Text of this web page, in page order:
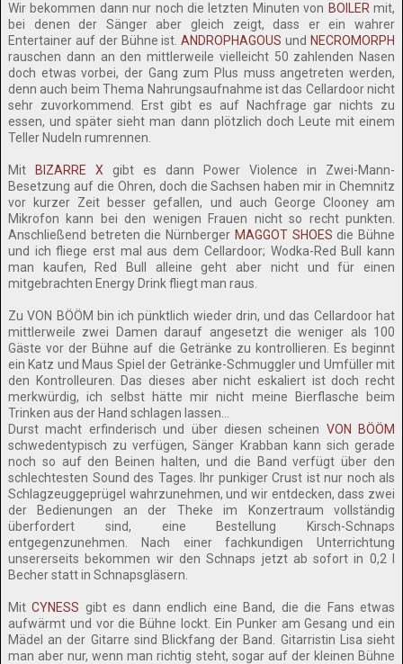
Wir bekommen dann nur noch die letzten Minuten von BOILER mit,
bei denen der Sänger aber gleich zeigt, dass er ein wahrer
Entertainer auf der Bühne ist.ANDROPHAGOUS und NECROMORPH
rauschen dann an den mittlerweile vielleicht 50 zahlenden Nasen
doch etwas vorbei, der Gang zum Plus muss angetreten werden,
denn auch beim Thema Nahrungsaufnahme ist das Cellardoor nicht
sehr zuvorkommend. Erst gibt es auf Nachfrage gar nichts zu
essen, und später sieht man dann plötzlich doch Leute mit einem
Teller Nudeln rumrennen.
Mit BIZARRE X gibt es dann Power Violence in Zwei-Mann-
Besetzung auf die Ohren, doch die Sachsen haben mir in Chemnitz
vor kurzer Zeit besser gefallen, und auch George Clooney am
Mikrofon kann bei den wenigen Frauen nicht so recht punkten.
Anschließend betreten die Nürnberger MAGGOT SHOES die Bühne
und ich fliege erst mal aus dem Cellardoor; Wodka-Red Bull kann
man kaufen, Red Bull alleine geht aber nicht und für einen
mitgebrachten Energy Drink fliegt man raus.
Zu VON BÖÖM bin ich pünktlich wieder drin, und das Cellardoor hat
mittlerweile zwei Damen darauf angesetzt die weniger als 100
Gäste vor der Bühne auf die Getränke zu kontrollieren. Es beginnt
ein Katz und Maus Spiel der Getränke-Schmuggler und Umfüller mit
den Kontrolleuren. Das dieses aber nicht eskaliert ist doch recht
merkwürdig, ich selbst hätte mir nicht meine Bierflasche beim
Trinken aus der Hand schlagen lassen...
Durst macht erfinderisch und über diesen scheinen VON BÖÖM
schwedentypisch zu verfügen, Sänger Krabban kann sich gerade
noch so auf den Beinen halten, und die Band verfügt über den
schlechtesten Sound des Tages. Ihr punkiger Crust ist nur noch als
Schlagzeuggeprügel wahrzunehmen, und wir entdecken, dass zwei
der Bedienungen an der Theke im Konzertraum vollständig
überfordert sind, eine Bestellung Kirsch-Schnaps
entgegenzunehmen. Nach einer fachkundigen Unterrichtung
unsererseits bekommen wir den Schnaps jetzt ab sofort in 0,2 l
Becher statt in Schnapsgläsern.
MitCYNESS gibt es dann endlich eine Band, die die Fans etwas
aufwärmt und vor die Bühne lockt. Ein Punker am Gesang und ein
Mädel an der Gitarre sind Blickfang der Band. Gitarristin Lisa sieht
man aber nur, wenn man richtig steht, sogar auf der kleinen Bühne